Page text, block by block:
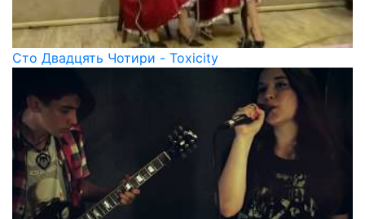
Сто Двадцять Чотири - Toxicity